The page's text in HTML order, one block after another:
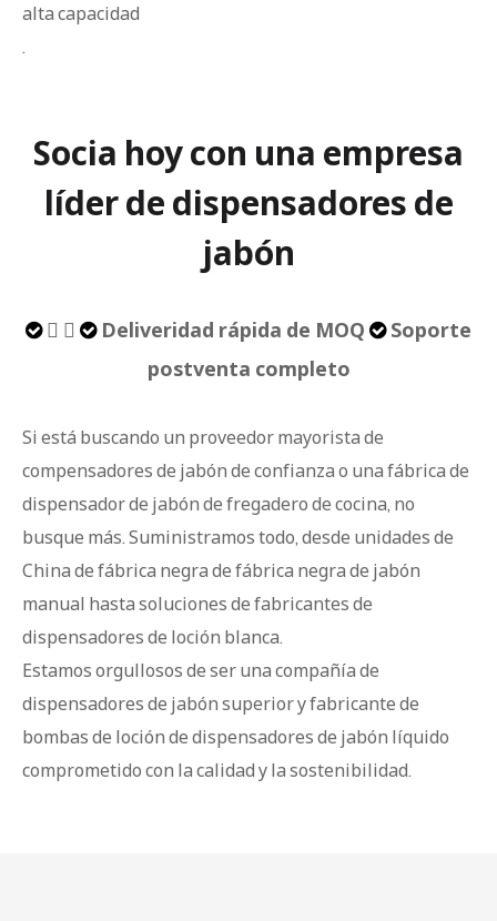
alta capacidad
.
Socia hoy con una empresa
líder de dispensadores de
jabón
  Deliveridad rápida de MOQ Soporte
postventa completo
Si está buscando un proveedor mayorista de
compensadores de jabón de confianza o una fábrica de
dispensador de jabón de fregadero de cocina, no
busque más. Suministramos todo, desde unidades de
China de fábrica negra de fábrica negra de jabón
manual hasta soluciones de fabricantes de
dispensadores de loción blanca.
Estamos orgullosos de ser una compañía de
dispensadores de jabón superior y fabricante de
bombas de loción de dispensadores de jabón líquido
comprometido con la calidad y la sostenibilidad.